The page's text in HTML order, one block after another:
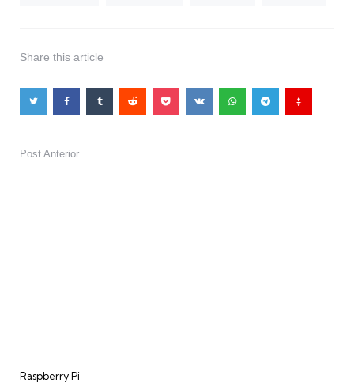
Share this article
Post Anterior
Raspberry Pi